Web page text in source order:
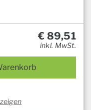
€ 89,51
inkl. MwSt.